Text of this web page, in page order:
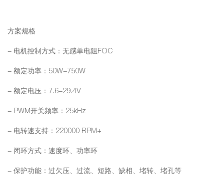
方案规格
- 电机控制方式：无感单电阻FOC
- 额定功率：50W-750W
- 额定电压：7.6-29.4V
- PWM开关频率：25kHz
- 电转速支持：220000 RPM+
- 闭环方式：速度环、功率环
- 保护功能：过欠压、过流、短路、缺相、堵转、堵孔等